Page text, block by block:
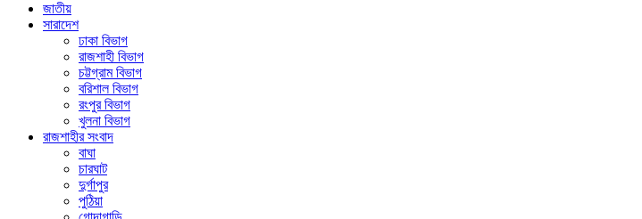
জাতীয়
সারাদেশ
ঢাকা বিভাগ
রাজশাহী বিভাগ
চট্টগ্রাম বিভাগ
বরিশাল বিভাগ
রংপুর বিভাগ
খুলনা বিভাগ
রাজশাহীর সংবাদ
বাঘা
চারঘাট
দুর্গাপুর
পুঠিয়া